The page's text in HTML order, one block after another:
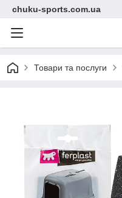
chuku-sports.com.ua
Товари та послуги